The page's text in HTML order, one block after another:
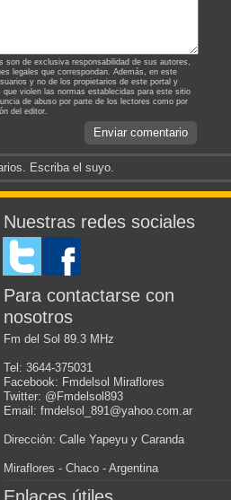
son de exclusiva responsabilidad de sus autores,
legales que correspondan. Además, en este
y no de los propietarios de este portal y
violen las normas establecidas para este sitio
de abuso por parte de los lectores como por
del editor.
Enviar comentario
Escriba el suyo.
Nuestras redes sociales
Para contactarse con
nosotros
Fm del Sol 89.3 MHz
Tel: 3644-375031
Facebook: Fmdelsol Miraflores
Twitter: @Fmdelsol893
Email: fmdelsol_891@yahoo.com.ar
Dirección: Calle Yapeyu y Caranda
Miraflores - Chaco - Argentina
Enlaces útiles